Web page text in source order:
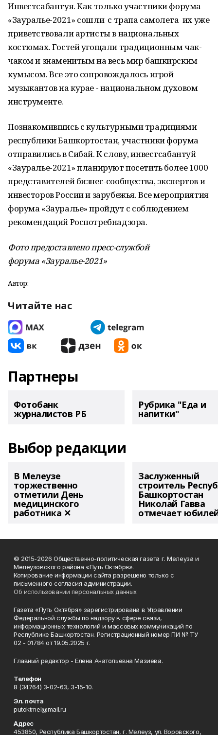
Инвестсабантуя. Как только участники форума
«Зауралье-2021» сошли с трапа самолета их уже
приветствовали артисты в национальных
костюмах. Гостей угощали традиционным чак-
чаком и знаменитым на весь мир башкирским
кумысом. Все это сопровождалось игрой
музыкантов на курае - национальном духовом
инструменте.
Познакомившись с культурными традициями
республики Башкортостан, участники форума
отправились в Сибай. К слову, инвестсабантуй
«Зауралье-2021» планируют посетить более 1000
представителей бизнес-сообщества, экспертов и
инвесторов России и зарубежья. Все мероприятия
форума «Зауралье» пройдут с соблюдением
рекомендаций Роспотребнадзора.
Фото предоставлено пресс-службой
форума «Зауралье-2021»
Автор:
Читайте нас
Партнеры
Фотобанк
журналистов РБ
Рубрика "Еда и
напитки"
Выбор редакции
В Мелеузе
торжественно
отметили День
медицинского
работника ✕
Заслуженный
строитель
Башкортостан
Николай Гавва
отмечает
© 2015-2026 Общественно-политическая газета г. Мелеуза и
Мелеузовского района «Путь Октября».
Копирование информации сайта разрешено только с
письменного согласия администрации.
Об использовании персональных данных
Газета «Путь Октября» зарегистрирована в Управлении
Федеральной службы по надзору в сфере связи,
информационных технологий и массовых коммуникаций по
Республике Башкортостан. Регистрационный номер ПИ № ТУ
02 - 01784 от 19.05.2025 г.
Главный редактор - Елена Анатольевна Мазиева.
Телефон
8 (34764) 3-02-63, 3-15-10.
Эл. почта
putoktmel@mail.ru
Адрес
453850, Республика Башкортостан, г. Мелеуз, ул. Воровского,